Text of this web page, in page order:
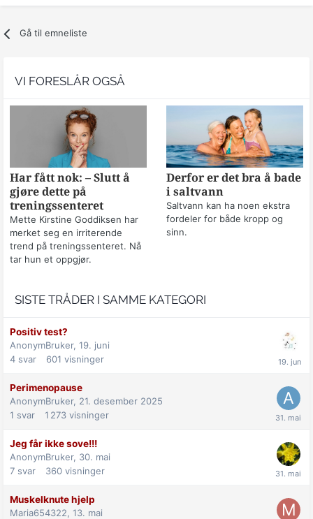
Gå til emneliste
VI FORESLÅR OGSÅ
Har fått nok: – Slutt å
gjøre dette på
treningssenteret
Mette Kirstine Goddiksen har
merket seg en irriterende
trend på treningssenteret. Nå
tar hun et oppgjør.
Derfor er det bra å bade
i saltvann
Saltvann kan ha noen ekstra
fordeler for både kropp og
sinn.
SISTE TRÅDER I SAMME KATEGORI
Positiv test?
AnonymBruker, 19. juni
4 svar 601 visninger
Perimenopause
AnonymBruker, 21. desember 2025
1 svar 1 273 visninger
Jeg får ikke sove!!!
AnonymBruker, 30. mai
7 svar 360 visninger
Muskelknute hjelp
Maria654322, 13. mai